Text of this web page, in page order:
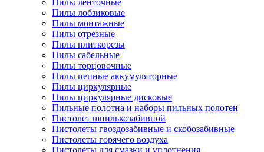
Пилы ленточные
Пилы лобзиковые
Пилы монтажные
Пилы отрезные
Пилы плиткорезы
Пилы сабельные
Пилы торцовочные
Пилы цепные аккумуляторные
Пилы циркулярные
Пилы циркулярные дисковые
Пильные полотна и наборы пильных полотен
Пистолет шпилькозабивной
Пистолеты гвоздозабивные и скобозабивные
Пистолеты горячего воздуха
Пистолеты для смазки и уплотнения